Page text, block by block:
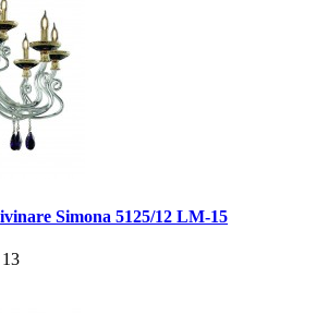
Simona 5125/12 LM-15
13